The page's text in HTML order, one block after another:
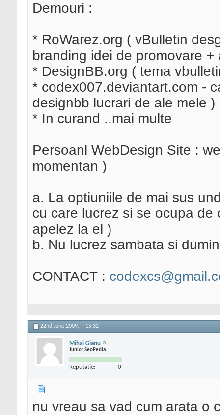
Demouri :
* RoWarez.org ( vBulletin
branding idei de promovare +
* DesignBB.org ( tema
* codex007.deviantart.com -
designbb lucrari de ale mele )
* In curand ..mai multe
Persoanl WebDesign Site :
momentan )
a. La optiuniile de mai sus
cu care lucrez si se ocupa
apelez la el )
b. Nu lucrez sambata si
CONTACT :
22nd June 2009, 15:32
Mihai Gianu
Junior SeoPedia
Reputatie: 0
nu vreau sa vad cum arata o